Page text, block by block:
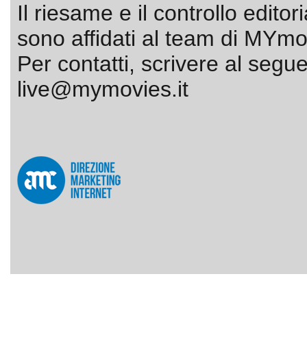
Il riesame e il controllo
sono affidati al team di
Per contatti, scrivere al
live@mymovies.it